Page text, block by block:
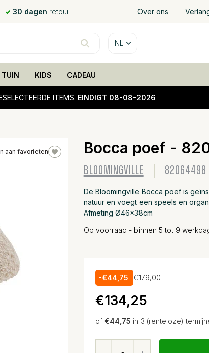
30 dagen retour Over ons
NL
TUIN KIDS CADEAU
ITEMS. EINDIGT 08-08-2026
aan favorieten
25%
sale
Bocca poef -
BLOOMINGVILLE 82064498
De Bloomingville Bocca poef is
natuur en voegt een speels en
Afmeting Ø46x38cm
Op voorraad - binnen 5 tot 9
-€44,75 €179,00
€134,25
of €44,75 in 3 (renteloze)